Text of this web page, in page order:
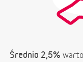
Średnio 2,5%